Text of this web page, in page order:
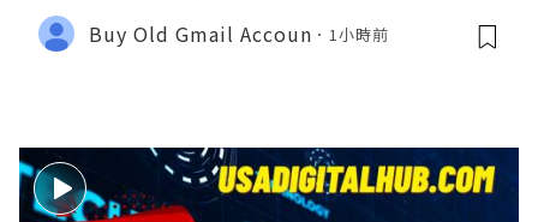
Buy Old Gmail Accoun 1小時前